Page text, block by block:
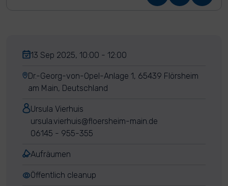
13 Sep 2025, 10:00 - 12:00
Dr.-Georg-von-Opel-Anlage 1, 65439 Flörsheim
am Main, Deutschland
Ursula Vierhuis
ursula.vierhuis@floersheim-main.de
06145 - 955-355
Aufräumen
Öffentlich cleanup